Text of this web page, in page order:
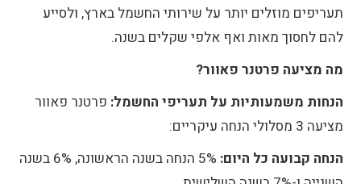
תעריפים מוזלים יותר על שירותי החשמל בארץ, ולסייע
להם לחסוך מאות ואף אלפי שקלים בשנה.
מה מציעה פרטנר פאוור?
הנחות משמעותיות על תעריפי החשמל: פרטנר פאוור
מציעה 3 מסלולי הנחה עיקריים:
הנחה קבועה כל היום:
5% הנחה בשנה הראשונה, 6% בשנה